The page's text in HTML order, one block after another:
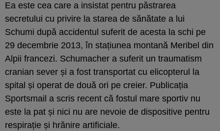
Ea este cea care a insistat pentru păstrarea
secretului cu privire la starea de sănătate a lui
Schumi după accidentul suferit de acesta la schi pe
29 decembrie 2013, în stațiunea montană Meribel din
Alpii francezi. Schumacher a suferit un traumatism
cranian sever și a fost transportat cu elicopterul la
spital și operat de două ori pe creier. Publicația
Sportsmail a scris recent că fostul mare sportiv nu
este la pat și nici nu are nevoie de dispositive pentru
respirație și hrănire artificiale.